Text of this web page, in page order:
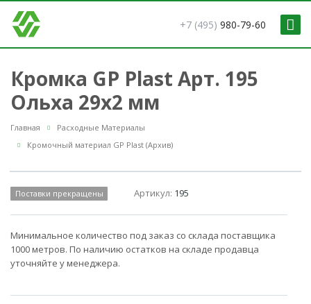
+7 (495) 980-79-60
Кромка GP Plast Арт. 195
Ольха 29x2 мм
Главная
Расходные Материалы
Кромочный материал GP Plast (Архив)
Поставки прекращены Артикул: 195
Минимальное количество под заказ со склада поставщика
1000 метров. По наличию остатков на складе продавца
уточняйте у менеджера.